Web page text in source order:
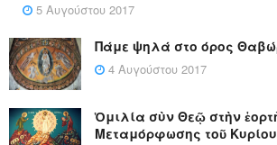
5 Αυγούστου 2017
Πάμε ψηλά στο όρος
4 Αυγούστου 2017
Ὁμιλία σὺν Θεῷ στὴν
Μεταμόρφωσης τοῦ Κυρίου